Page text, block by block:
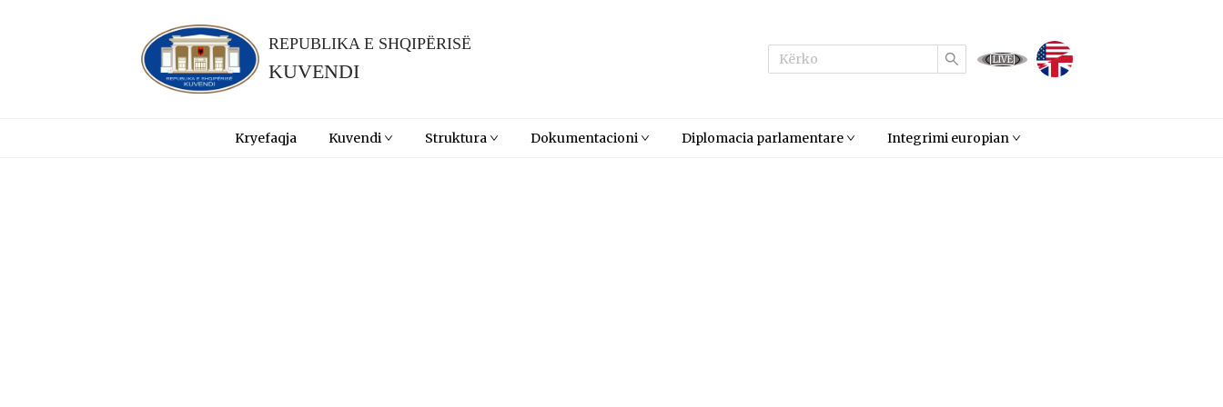
REPUBLIKA E SHQIPËRISË
KUVENDI
LIVE
Kryefaqja Kuvendi Struktura Dokumentacioni Diplomacia parlamentare Integrimi europian